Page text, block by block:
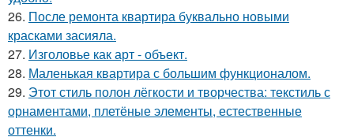
26. После ремонта квартира буквально новыми
красками засияла.
27. Изголовье как арт - объект.
28. Маленькая квартира с большим функционалом.
29. Этот стиль полон лёгкости и творчества: текстиль с
орнаментами, плетёные элементы, естественные
оттенки.